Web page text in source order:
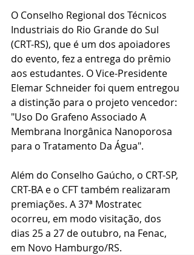
O Conselho Regional dos Técnicos
Industriais do Rio Grande do Sul
(CRT-RS), que é um dos apoiadores
do evento, fez a entrega do prêmio
aos estudantes. O Vice-Presidente
Elemar Schneider foi quem entregou
a distinção para o projeto vencedor:
"Uso Do Grafeno Associado A
Membrana Inorgânica Nanoporosa
para o Tratamento Da Água".
Além do Conselho Gaúcho, o CRT-SP,
CRT-BA e o CFT também realizaram
premiações. A 37ª Mostratec
ocorreu, em modo visitação, dos
dias 25 a 27 de outubro, na Fenac,
em Novo Hamburgo/RS.